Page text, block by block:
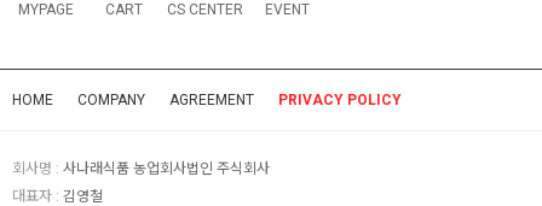
MYPAGE CART CS CENTER EVENT
HOME COMPANY AGREEMENT PRIVACY POLICY
회사명 : 사나래식품 농업회사법인 주식회사
대표자 : 김영철